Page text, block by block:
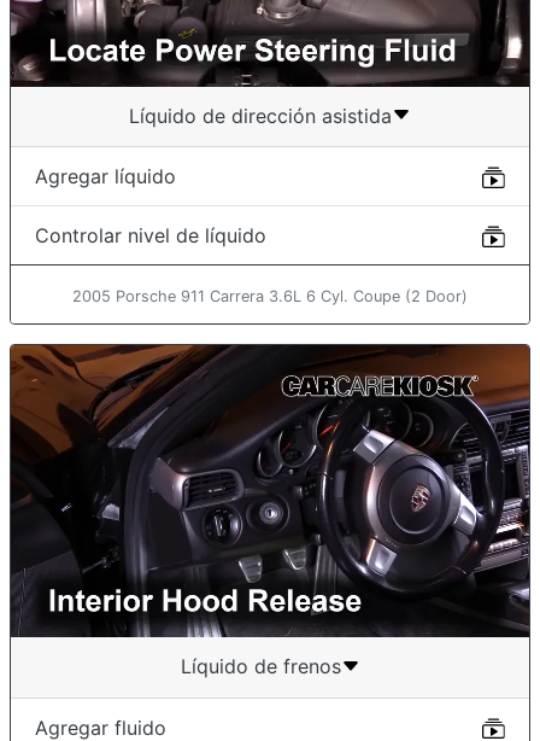
Líquido de dirección asistida
Agregar líquido
Controlar nivel de líquido
2005 Porsche 911 Carrera 3.6L 6 Cyl. Coupe (2 Door)
Líquido de frenos
Agregar fluido